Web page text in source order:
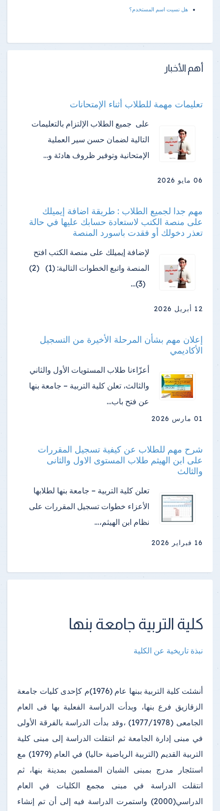
هل نسيت اسم المستخدم؟
أهم الأخبار
تعليمات مهمة للطلاب أثناء الإمتحانات
على جميع الطلاب الإلتزام بالتعليمات
التالية لضمان حسن سير العملية
الإمتحانية وتوفير ظروف هادئة و…
06 مايو 2026
مهم جدا لجميع الطلاب : طريقة اضافة إيميلك
على منصة الكتب لاستعادة حسابك عليها في حالة
تعذر دخولك أو فقدت باسورد المنصة
لإضافة إيميلك على منصة الكتب افتح
المنصة واتبع الخطوات التالية: (1) (2)
(3)…
12 أبريل 2026
إعلان مهم بشأن المرحلة الأخيرة من التسجيل
الأكاديمي
أعزّاءنا طلاب المستويات الأول والثاني
والثالث، تعلن كلية التربية – جامعة بنها
عن فتح باب…
01 مارس 2026
شرح مهم للطلاب عن كيفية تسجيل المقررات
على ابن الهيثم طلاب المستوى الاول والثانى
والثالث
تعلن كلية التربية – جامعة بنها لطلابها
الأعزاء خطوات تسجيل المقررات على
نظام ابن الهيثم،…
16 فبراير 2026
كلية التربية جامعة بنها
نبذة تاريخية عن الكلية
أنشئت كلية التربية ببنها عام (1976)م كإحدى كليات جامعة
الزقازيق فرع بنها، وبدأت الدراسة الفعلية بها فى العام
الجامعى (1977/1978) ،وقد بدأت الدراسة بالفرقة الأولى
في مبنى إدارة الجامعة ثم انتقلت الدراسة إلى مبنى كلية
التربية القديم (التربية الرياضية حاليا) في العام (1979) مع
استئجار مدرج بمبنى الشبان المسلمين بمدينة بنها، ثم
انتقلت الدراسة في مبنى مجمع الكليات في العام
الدراسي(2000) واستمرت الدراسة فيه إلى أن تم إنشاء